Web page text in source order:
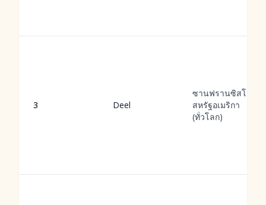
3 Deel
ซานฟรานซิสโก,
สหรัฐอเมริกา
(ทั่วโลก)